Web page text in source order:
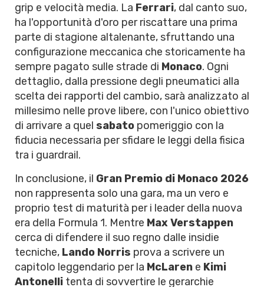
grip e velocità media. La Ferrari, dal canto suo,
ha l'opportunità d'oro per riscattare una prima
parte di stagione altalenante, sfruttando una
configurazione meccanica che storicamente ha
sempre pagato sulle strade di Monaco. Ogni
dettaglio, dalla pressione degli pneumatici alla
scelta dei rapporti del cambio, sarà analizzato al
millesimo nelle prove libere, con l'unico obiettivo
di arrivare a quel sabato pomeriggio con la
fiducia necessaria per sfidare le leggi della fisica
tra i guardrail.
In conclusione, il Gran Premio di Monaco 2026
non rappresenta solo una gara, ma un vero e
proprio test di maturità per i leader della nuova
era della Formula 1. Mentre Max Verstappen
cerca di difendere il suo regno dalle insidie
tecniche, Lando Norris prova a scrivere un
capitolo leggendario per la McLaren e Kimi
Antonelli tenta di sovvertire le gerarchie